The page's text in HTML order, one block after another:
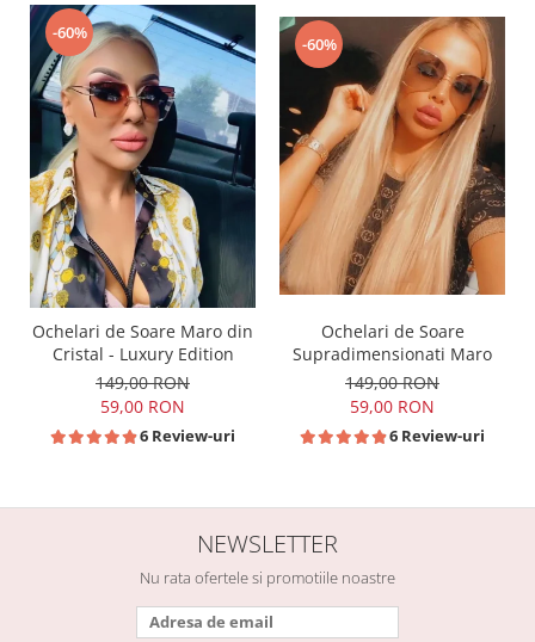
-60%
Ochelari de Soare Maro din
Cristal - Luxury Edition
149,00 RON
59,00 RON
6 Review-uri
-60%
Ochelari de Soare
Supradimensionati Maro
149,00 RON
59,00 RON
6 Review-uri
NEWSLETTER
Nu rata ofertele si promotiile noastre